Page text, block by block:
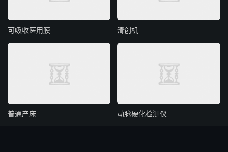
可吸收医用膜 清创机
普通产床 动脉硬化检测仪